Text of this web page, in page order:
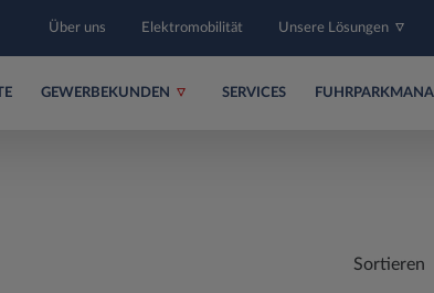
Über uns Elektromobilität Unsere Lösungen
GEWERBEKUNDEN SERVICES
Sortieren